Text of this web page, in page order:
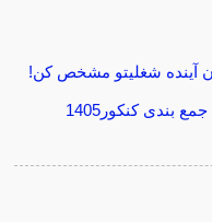
آینده شغلیتو مشخص کن!
جمع بندی کنکور1405